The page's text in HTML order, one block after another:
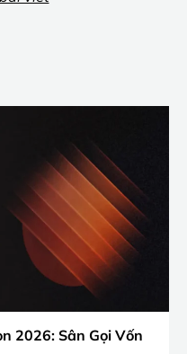
2026: Sân Gọi Vốn